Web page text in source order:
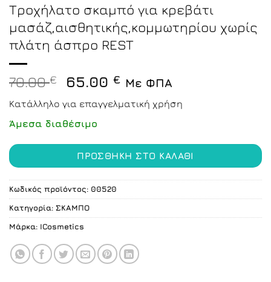
Τροχήλατο σκαμπό για κρεβάτι
μασάζ,αισθητικής,κομμωτηρίου χωρίς
πλάτη άσπρο REST
70.00€
Original
was:
70.00 €.
65.00€Η
τρέχουσα
τιμή
Με ΦΠΑ
Κατάλληλο για επαγγελματική χρήση
Άμεσα διαθέσιμο
ΠΡΟΣΘΉΚΗ ΣΤΟ ΚΑΛΆΘΙ
Κωδικός προϊόντος: 00520
Κατηγορία: ΣΚΑΜΠO
Μάρκα: ICosmetics